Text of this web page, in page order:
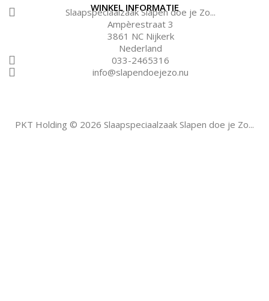
WINKEL INFORMATIE
Slaapspeciaalzaak Slapen doe je Zo...
Ampèrestraat 3
3861 NC Nijkerk
Nederland
033-2465316
info@slapendoejezo.nu
PKT Holding © 2026 Slaapspeciaalzaak Slapen doe je Zo...